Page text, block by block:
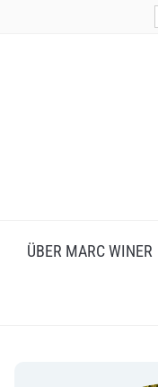
ÜBER MARC WINER